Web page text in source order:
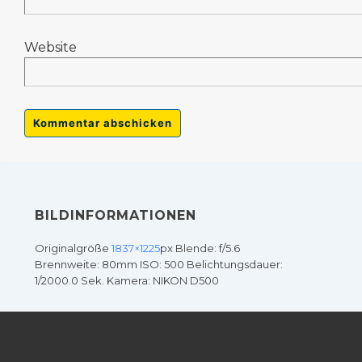
Website
BILDINFORMATIONEN
Originalgröße 1837×1225px Blende: f/5.6
Brennweite: 80mm ISO: 500 Belichtungsdauer:
1/2000.0 Sek. Kamera: NIKON D500